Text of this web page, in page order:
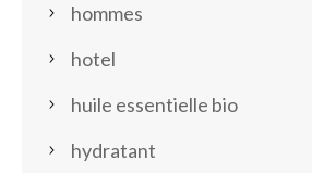
hommes
hotel
huile essentielle bio
hydratant